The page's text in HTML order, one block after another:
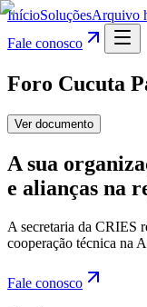
InícioSoluçõesArquivo
Fale conosco
Foro Cucuta
Ver documento
A sua
e alianças na
A secretaria da CRIES
cooperação técnica na
Fale conosco